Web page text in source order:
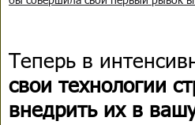
Теперь в
свои технологии
внедрить их в